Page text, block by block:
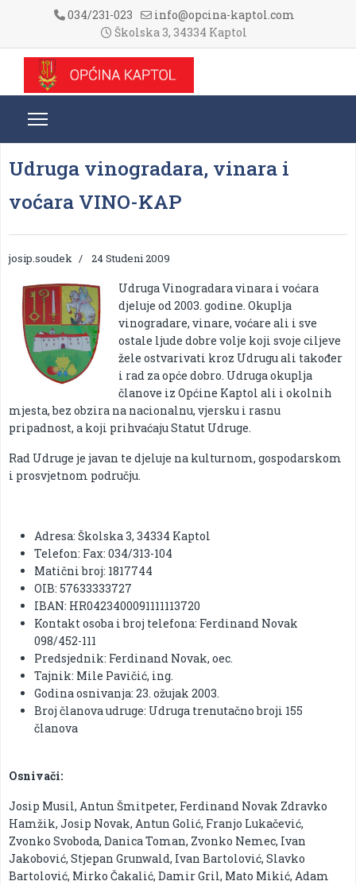
034/231-023
info@opcina-kaptol.com
Školska 3, 34334 Kaptol
Udruga vinogradara, vinara i
voćara VINO-KAP
josip.soudek 24 Studeni 2009
Udruga Vinogradara vinara i voćara
djeluje od 2003. godine. Okuplja
vinogradare, vinare, voćare ali i sve
ostale ljude dobre volje koji svoje ciljeve
žele ostvarivati kroz Udrugu ali također
i rad za opće dobro. Udruga okuplja
članove iz Općine Kaptol ali i okolnih
mjesta, bez obzira na nacionalnu, vjersku i rasnu
pripadnost, a koji prihvaćaju Statut Udruge.
Rad Udruge je javan te djeluje na kulturnom, gospodarskom
i prosvjetnom području.
Adresa: Školska 3, 34334 Kaptol
Telefon: Fax: 034/313-104
Matični broj: 1817744
OIB: 57633333727
IBAN: HR0423400091111113720
Kontakt osoba i broj telefona: Ferdinand Novak
098/452-111
Predsjednik: Ferdinand Novak, oec.
Tajnik: Mile Pavičić, ing.
Godina osnivanja: 23. ožujak 2003.
Broj članova udruge: Udruga trenutačno broji 155
članova
Osnivači:
Josip Musil, Antun Šmitpeter, Ferdinand Novak Zdravko
Hamžik, Josip Novak, Antun Golić, Franjo Lukačević,
Zvonko Svoboda, Danica Toman, Zvonko Nemec, Ivan
Jakobović, Stjepan Grunwald, Ivan Bartolović, Slavko
Bartolović, Mirko Čakalić, Damir Gril, Mato Mikić, Adam